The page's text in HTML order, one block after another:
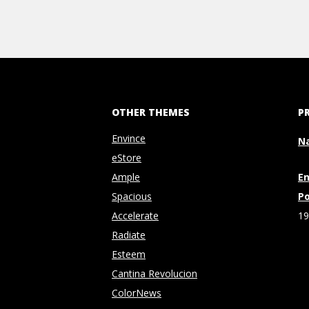
OTHER THEMES
Envince
eStore
Ample
Spacious
Accelerate
Radiate
Esteem
Cantina Revolucion
ColorNews